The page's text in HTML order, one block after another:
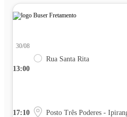
13:00
30/08
Rua Santa Rita
17:10 Posto Três Poderes -